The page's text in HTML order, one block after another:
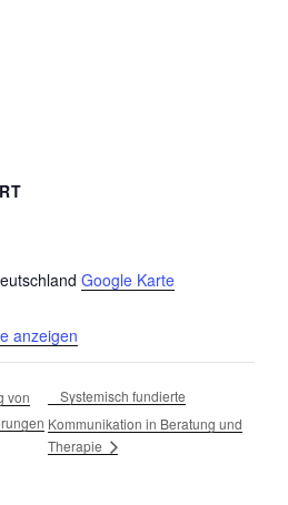
Google Karte
anzeigen
von
Systemisch fundierte
Kommunikation in Beratung und
Therapie